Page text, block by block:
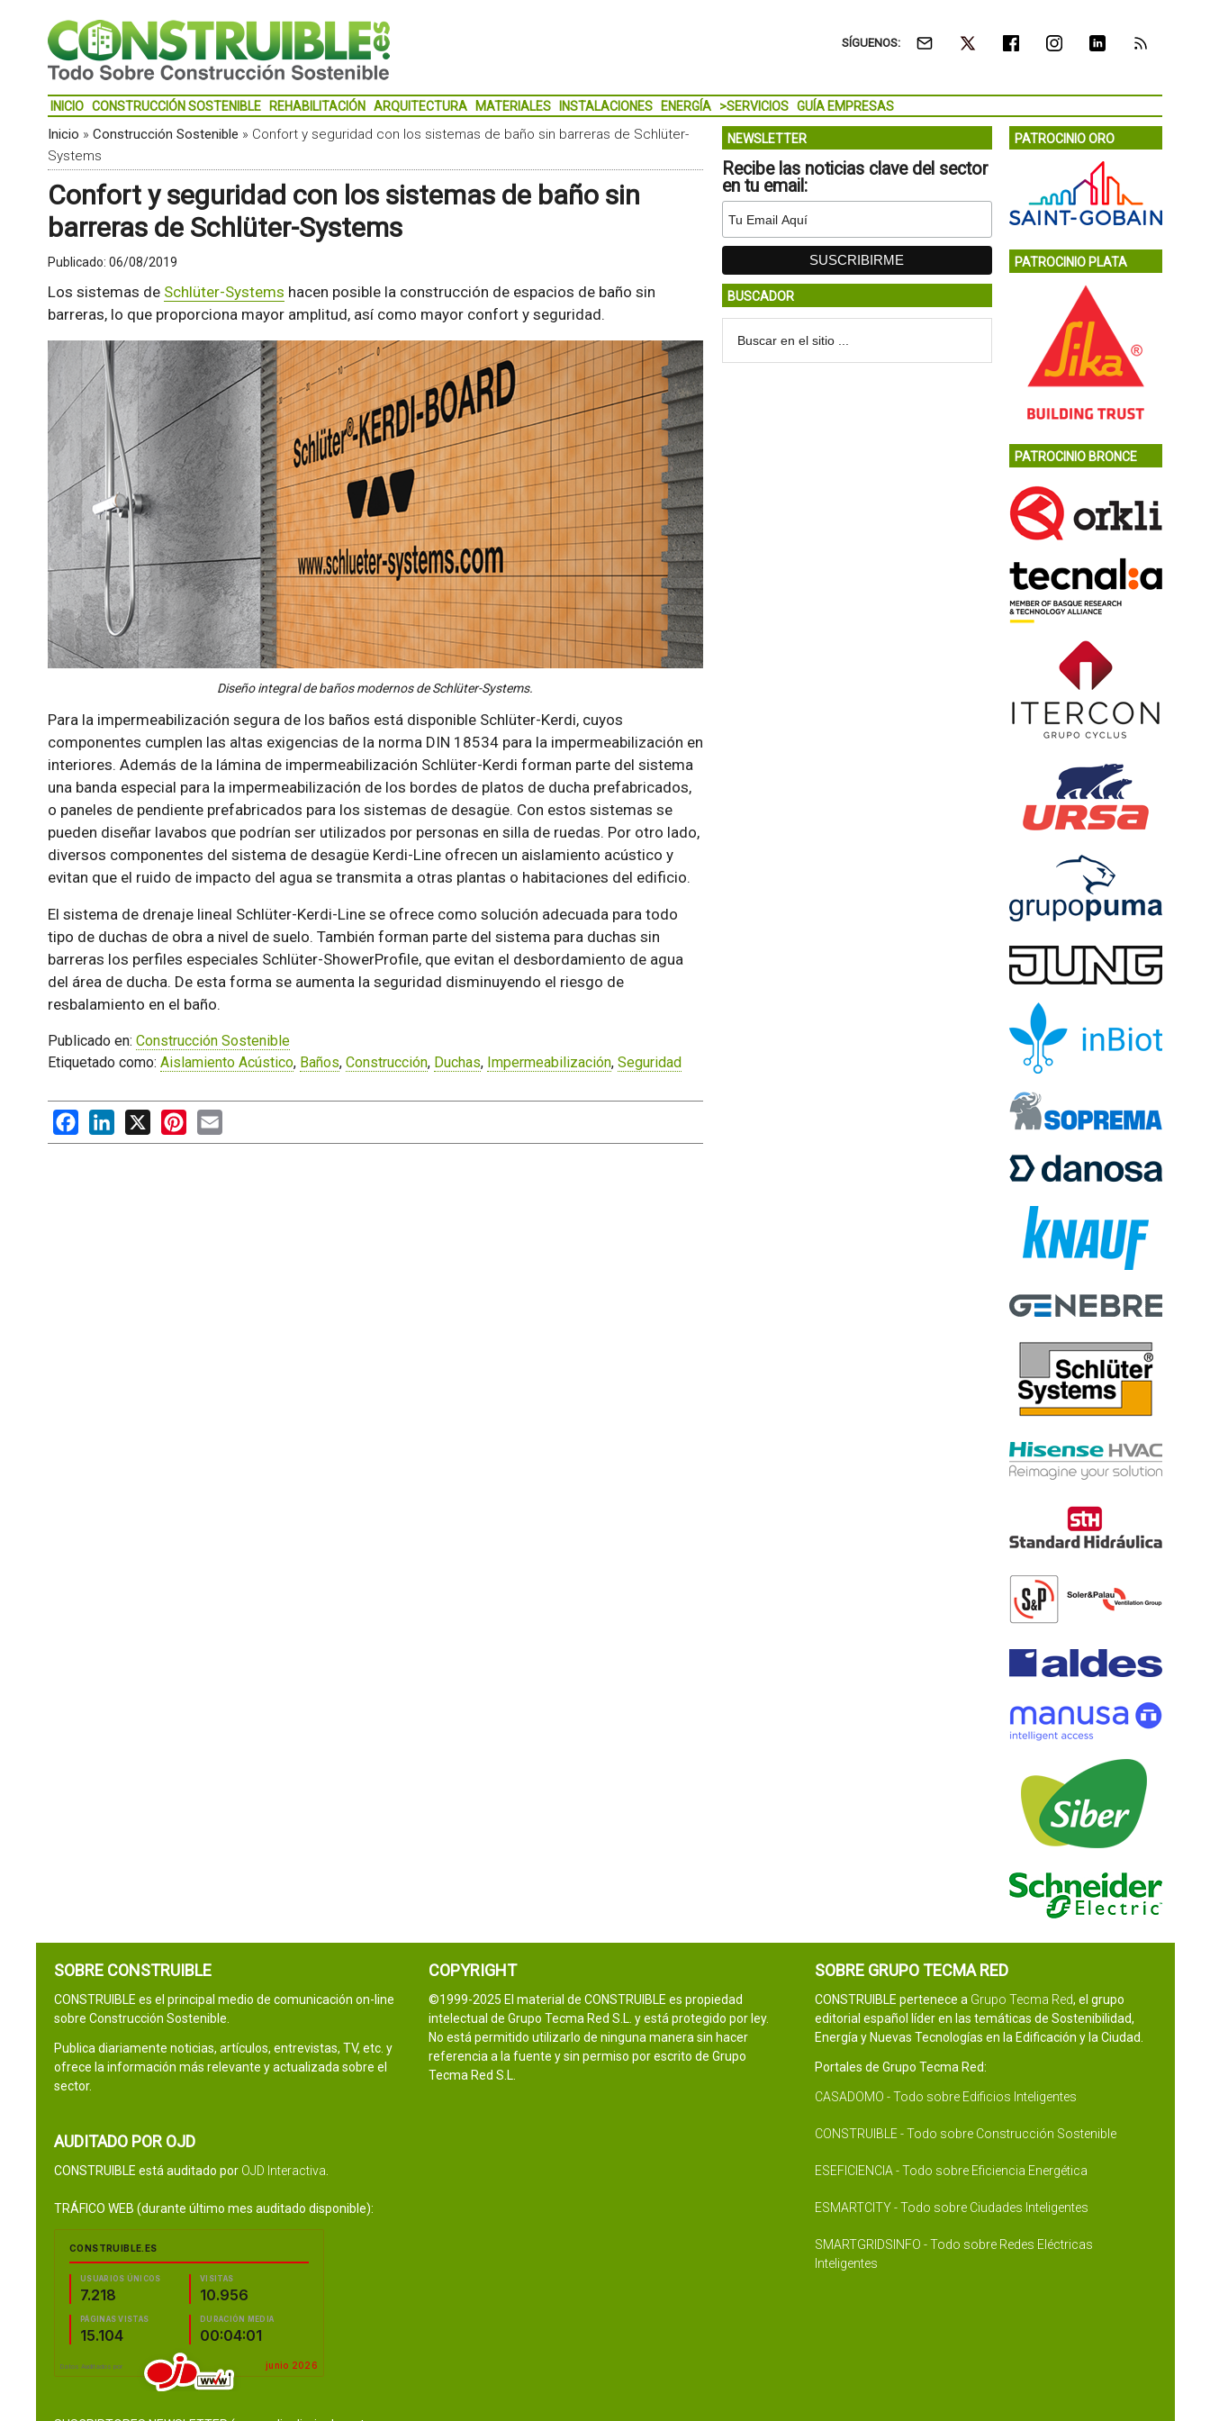
SÍGUENOS:
INICIO CONSTRUCCIÓN SOSTENIBLE REHABILITACIÓN ARQUITECTURA MATERIALES INSTALACIONES ENERGÍA >SERVICIOS GUÍA EMPRESAS
Inicio » Construcción Sostenible » Confort y seguridad con los sistemas de baño sin barreras de Schlüter-
Systems
Confort y seguridad con los sistemas de baño sin
barreras de Schlüter-Systems
Publicado: 06/08/2019
Los sistemas de Schlüter-Systems hacen posible la construcción de espacios de baño sin
barreras, lo que proporciona mayor amplitud, así como mayor confort y seguridad.
Diseño integral de baños modernos de Schlüter-Systems.
Para la impermeabilización segura de los baños está disponible Schlüter-Kerdi, cuyos
componentes cumplen las altas exigencias de la norma DIN 18534 para la impermeabilización en
interiores. Además de la lámina de impermeabilización Schlüter-Kerdi forman parte del sistema
una banda especial para la impermeabilización de los bordes de platos de ducha prefabricados,
o paneles de pendiente prefabricados para los sistemas de desagüe. Con estos sistemas se
pueden diseñar lavabos que podrían ser utilizados por personas en silla de ruedas. Por otro lado,
diversos componentes del sistema de desagüe Kerdi-Line ofrecen un aislamiento acústico y
evitan que el ruido de impacto del agua se transmita a otras plantas o habitaciones del edificio.
El sistema de drenaje lineal Schlüter-Kerdi-Line se ofrece como solución adecuada para todo
tipo de duchas de obra a nivel de suelo. También forman parte del sistema para duchas sin
barreras los perfiles especiales Schlüter-ShowerProfile, que evitan el desbordamiento de agua
del área de ducha. De esta forma se aumenta la seguridad disminuyendo el riesgo de
resbalamiento en el baño.
Publicado en: Construcción Sostenible
Etiquetado como: Aislamiento Acústico, Baños, Construcción, Duchas, Impermeabilización, Seguridad
FacebookLinkedIn
X PinterestEmail
NEWSLETTER
Recibe las noticias clave del sector
en tu email:
BUSCADOR
PATROCINIO ORO
PATROCINIO PLATA
PATROCINIO BRONCE
SOBRE CONSTRUIBLE
CONSTRUIBLE es el principal medio de comunicación on-line
sobre Construcción Sostenible.
Publica diariamente noticias, artículos, entrevistas, TV, etc. y
ofrece la información más relevante y actualizada sobre el
sector.
AUDITADO POR OJD
CONSTRUIBLE está auditado por OJD Interactiva
TRÁFICO WEB (durante último mes auditado disponible):
COPYRIGHT
©1999-2025 El material de CONSTRUIBLE es propiedad
intelectual de Grupo Tecma Red S.L. y está protegido por ley.
No está permitido utilizarlo de ninguna manera sin hacer
referencia a la fuente y sin permiso por escrito de Grupo
Tecma Red S.L.
SOBRE GRUPO TECMA RED
CONSTRUIBLE pertenece a Grupo Tecma Red, el grupo
editorial español líder en las temáticas de Sostenibilidad,
Energía y Nuevas Tecnologías en la Edificación y la Ciudad.
Portales de Grupo Tecma Red:
CASADOMO - Todo sobre Edificios Inteligentes
CONSTRUIBLE - Todo sobre Construcción Sostenible
ESEFICIENCIA - Todo sobre Eficiencia Energética
ESMARTCITY - Todo sobre Ciudades Inteligentes
SMARTGRIDSINFO - Todo sobre Redes Eléctricas
Inteligentes